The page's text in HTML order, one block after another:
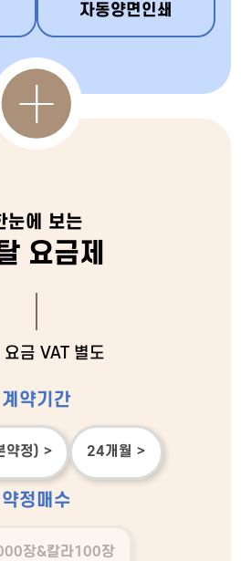
자동양면인쇄
눈에 보는
요금제
요금 VAT 별도
계약기간
약정) > 24개월 >
약정매수
장&칼라100장